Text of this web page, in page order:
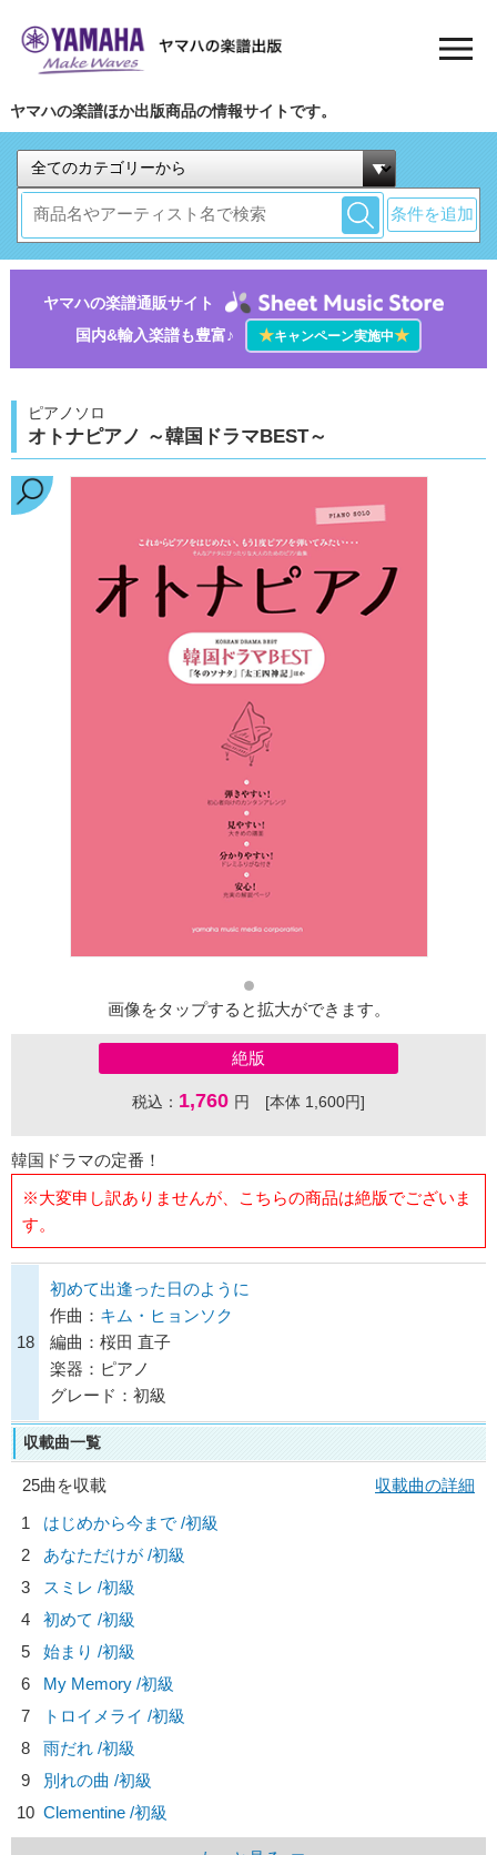
ヤマハの楽譜ほか出版商品の情報サイトです。
条件を追加
ヤマハの楽譜通販サイト
国内&輸入楽譜も豊富♪
★キャンペーン実施中★
ピアノソロ
オトナピアノ ～韓国ドラマBEST～
画像をタップすると拡大ができます。
絶版
税込： 1,760 円 [本体 1,600円]
韓国ドラマの定番！
※大変申し訳ありませんが、こちらの商品は絶版でございま
す。
18
初めて出逢った日のように
作曲： キム・ヒョンソク
編曲：桜田 直子
楽器：ピアノ
グレード：初級
収載曲一覧
25曲を収載
収載曲の詳細
1
はじめから今まで /初級
2
あなただけが /初級
3
スミレ /初級
4
初めて /初級
5
始まり /初級
6
My Memory /初級
7
トロイメライ /初級
8
雨だれ /初級
9
別れの曲 /初級
10 Clementine /初級